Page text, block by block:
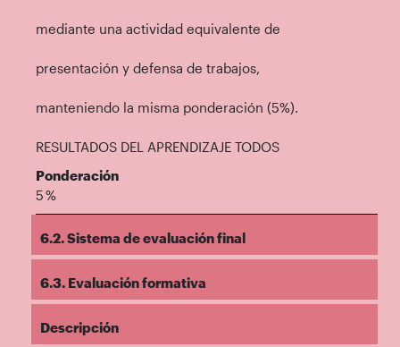
mediante una actividad equivalente de
presentación y defensa de trabajos,
manteniendo la misma ponderación (5%).
RESULTADOS DEL APRENDIZAJE TODOS
Ponderación
5 %
6.2. Sistema de evaluación final
6.3. Evaluación formativa
Descripción